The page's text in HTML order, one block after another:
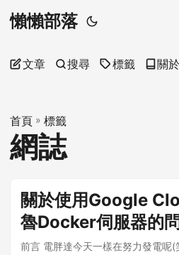
懶懶部落
文章 搜尋 標籤 關
首頁 » 標籤
網誌
關於使用Google
魯Docker伺服器的
前言 電胖達今天一樣在努力發電呢